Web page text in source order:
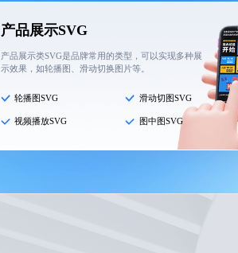
产品展示SVG
产品展示类SVG是品牌常用的类型，可以实现多种展
示效果，如轮播图、滑动切换图片等。
轮播图SVG 滑动切图SVG
视频播放SVG 图中图SVG